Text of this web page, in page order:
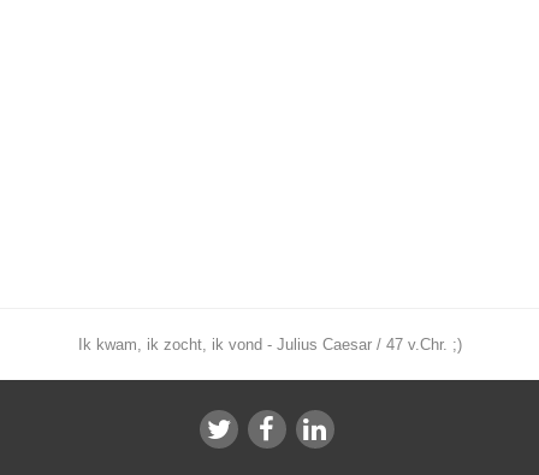
Ik kwam, ik zocht, ik vond - Julius Caesar / 47 v.Chr. ;)